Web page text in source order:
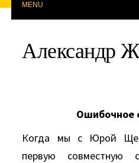
MENU
Александр
Ошибочное
Когда мы с Юрой
первую совместную